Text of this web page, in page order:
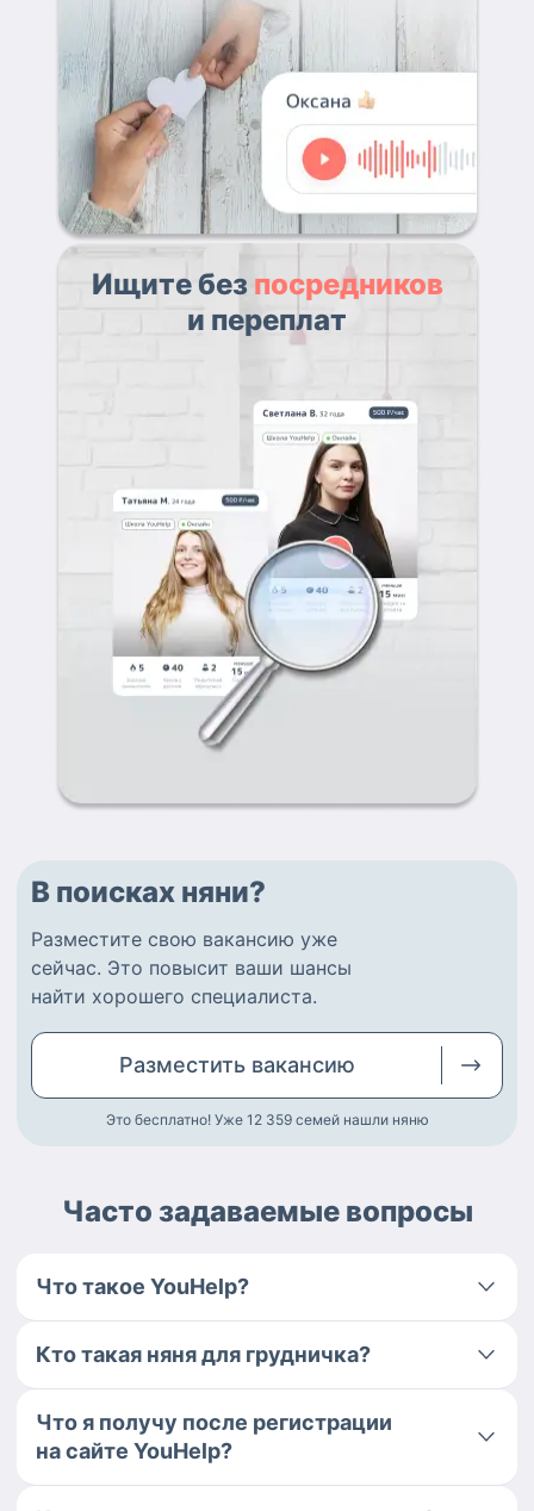
Ищите без посредников
и переплат
В поисках няни?
Разместите свою вакансию уже
сейчас. Это повысит ваши шансы
найти хорошего специалиста.
Разместить вакансию
Это бесплатно! Уже 12 359 семей нашли няню
Часто задаваемые вопросы
Что такое YouHelp?
Кто такая няня для грудничка?
Что я получу после регистрации
на сайте YouHelp?